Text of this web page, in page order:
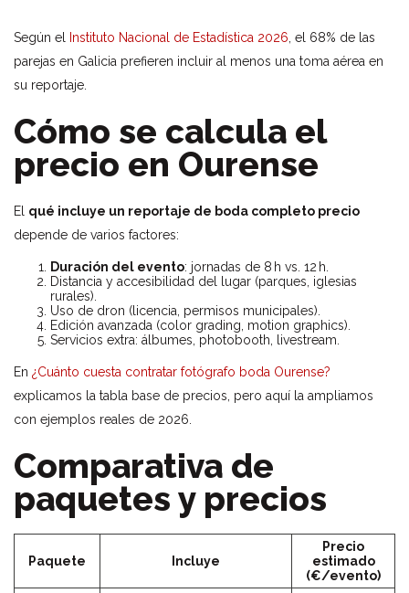
Según el Instituto Nacional de Estadística 2026, el 68% de las
parejas en Galicia prefieren incluir al menos una toma aérea en
su reportaje.
Cómo se calcula el
precio en Ourense
El qué incluye un reportaje de boda completo precio
depende de varios factores:
Duración del evento: jornadas de 8 h vs. 12 h.
Distancia y accesibilidad del lugar (parques, iglesias
rurales).
Uso de dron (licencia, permisos municipales).
Edición avanzada (color grading, motion graphics).
Servicios extra: álbumes, photobooth, livestream.
En ¿Cuánto cuesta contratar fotógrafo boda Ourense?
explicamos la tabla base de precios, pero aquí la ampliamos
con ejemplos reales de 2026.
Comparativa de
paquetes y precios
Paquete Incluye
Precio
estimado
(€/evento)